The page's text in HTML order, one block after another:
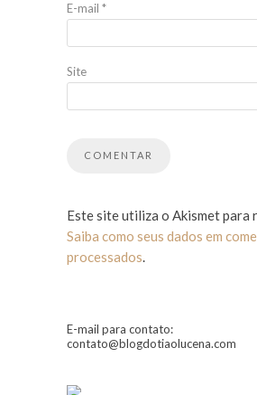
E-mail *
Site
Este site utiliza o Akismet para
Saiba como seus dados em
processados.
E-mail para contato:
contato@blogdotiaolucena.com